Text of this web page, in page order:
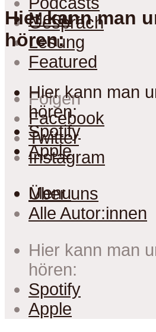
Menu
Hier kann man
hören:
Hier kann man
hören:
Spotify
Apple
Menu
Gespräch
Lesung
Featured
Folgen
Facebook
Twitter
Instagram
Über uns
Alle Autor:innen
Hier kann man
hören:
Spotify
Apple